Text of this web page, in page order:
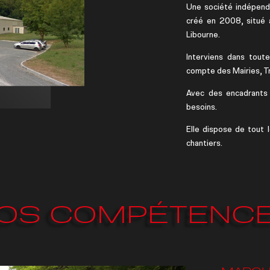
Une société
créé en 2008, situé
Libourne.
Interviens dans
compte des Mairies,
Avec des
besoins.
Elle dispose de tout
chantiers.